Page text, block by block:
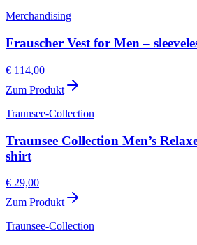
Merchandising
Frauscher Vest for Men –
€ 114,00
Zum Produkt
Traunsee-Collection
Traunsee Collection Men’s
shirt
€ 29,00
Zum Produkt
Traunsee-Collection